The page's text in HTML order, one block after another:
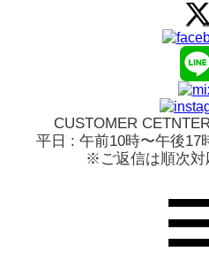
CUSTOMER
平日 : 午前10時〜午後17
※ご返信は順次対